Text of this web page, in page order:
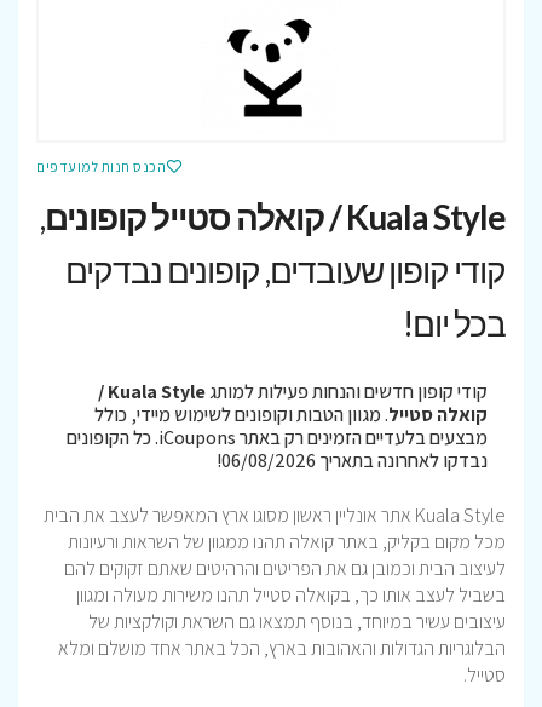
הכנס חנות למועדפים
Kuala Style / קואלה סטייל קופונים
,
קודי קופון שעובדים, קופונים נבדקים
בכל יום!
קודי קופון חדשים והנחות פעילות למותג
Kuala Style /
קואלה סטייל. מגוון הטבות וקופונים לשימוש מיידי, כולל
מבצעים בלעדיים הזמינים רק באתר iCoupons. כל הקופונים
נבדקו לאחרונה בתאריך 06/08/2026!
Kuala Style אתר אונליין ראשון מסוגו ארץ המאפשר לעצב את הבית
מכל מקום בקליק, באתר קואלה תהנו ממגוון של השראות ורעיונות
לעיצוב הבית וכמובן גם את הפריטים והרהיטים שאתם זקוקים להם
בשביל לעצב אותו כך, בקואלה סטייל תהנו משירות מעולה ומגוון
עיצובים עשיר במיוחד, בנוסף תמצאו גם השראת וקולקציות של
הבלוגריות הגדולות והאהובות בארץ, הכל באתר אחד מושלם ומלא
סטייל.